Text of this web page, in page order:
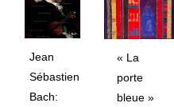
Jean
Sébastien
Bach:
« La
porte
bleue »